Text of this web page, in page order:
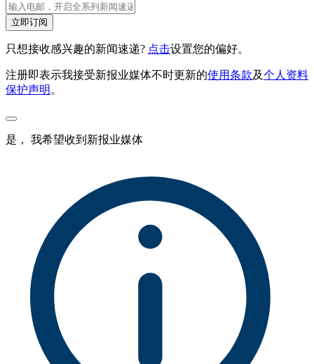
立即订阅
只想接收感兴趣的新闻速递? 点击设置您的偏好。
注册即表示我接受新报业媒体不时更新的使用条款及个人资料
保护声明 。
是， 我希望收到新报业媒体